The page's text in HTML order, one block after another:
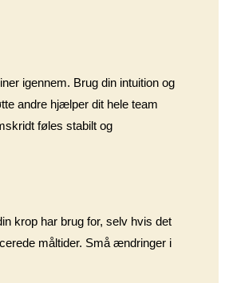
igennem. Brug din intuition og
andre hjælper dit hele team
føles stabilt og
krop har brug for, selv hvis det
måltider. Små ændringer i